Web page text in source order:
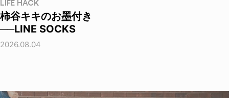
LIFE HACK
柿谷キキのお墨付き
──LINE SOCKS
2026.08.04